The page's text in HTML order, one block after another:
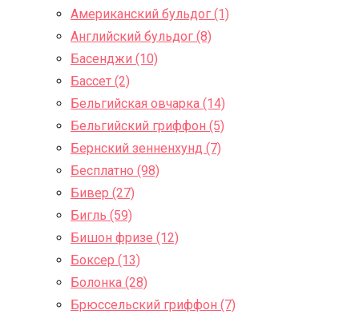
Американский бульдог (1)
Английский бульдог (8)
Басенджи (10)
Бассет (2)
Бельгийская овчарка (14)
Бельгийский гриффон (5)
Бернский зенненхунд (7)
Бесплатно (98)
Бивер (27)
Бигль (59)
Бишон фризе (12)
Боксер (13)
Болонка (28)
Брюссельский гриффон (7)